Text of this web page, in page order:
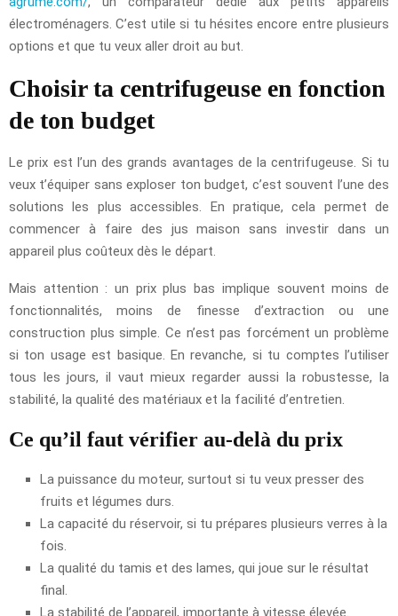
électroménagers. C’est utile si tu hésites encore entre plusieurs
options et que tu veux aller droit au but.
Choisir ta centrifugeuse en fonction
de ton budget
Le prix est l’un des grands avantages de la centrifugeuse. Si tu
veux t’équiper sans exploser ton budget, c’est souvent l’une des
solutions les plus accessibles. En pratique, cela permet de
commencer à faire des jus maison sans investir dans un
appareil plus coûteux dès le départ.
Mais attention : un prix plus bas implique souvent moins de
fonctionnalités, moins de finesse d’extraction ou une
construction plus simple. Ce n’est pas forcément un problème
si ton usage est basique. En revanche, si tu comptes l’utiliser
tous les jours, il vaut mieux regarder aussi la robustesse, la
stabilité, la qualité des matériaux et la facilité d’entretien.
Ce qu’il faut vérifier au-delà du prix
La puissance du moteur, surtout si tu veux presser des
fruits et légumes durs.
La capacité du réservoir, si tu prépares plusieurs verres à la
fois.
La qualité du tamis et des lames, qui joue sur le résultat
final.
La stabilité de l’appareil, importante à vitesse élevée.